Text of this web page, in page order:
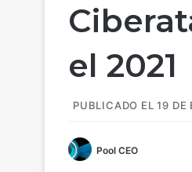
el 2021
PUBLICADO EL 19 DE
Pool CEO